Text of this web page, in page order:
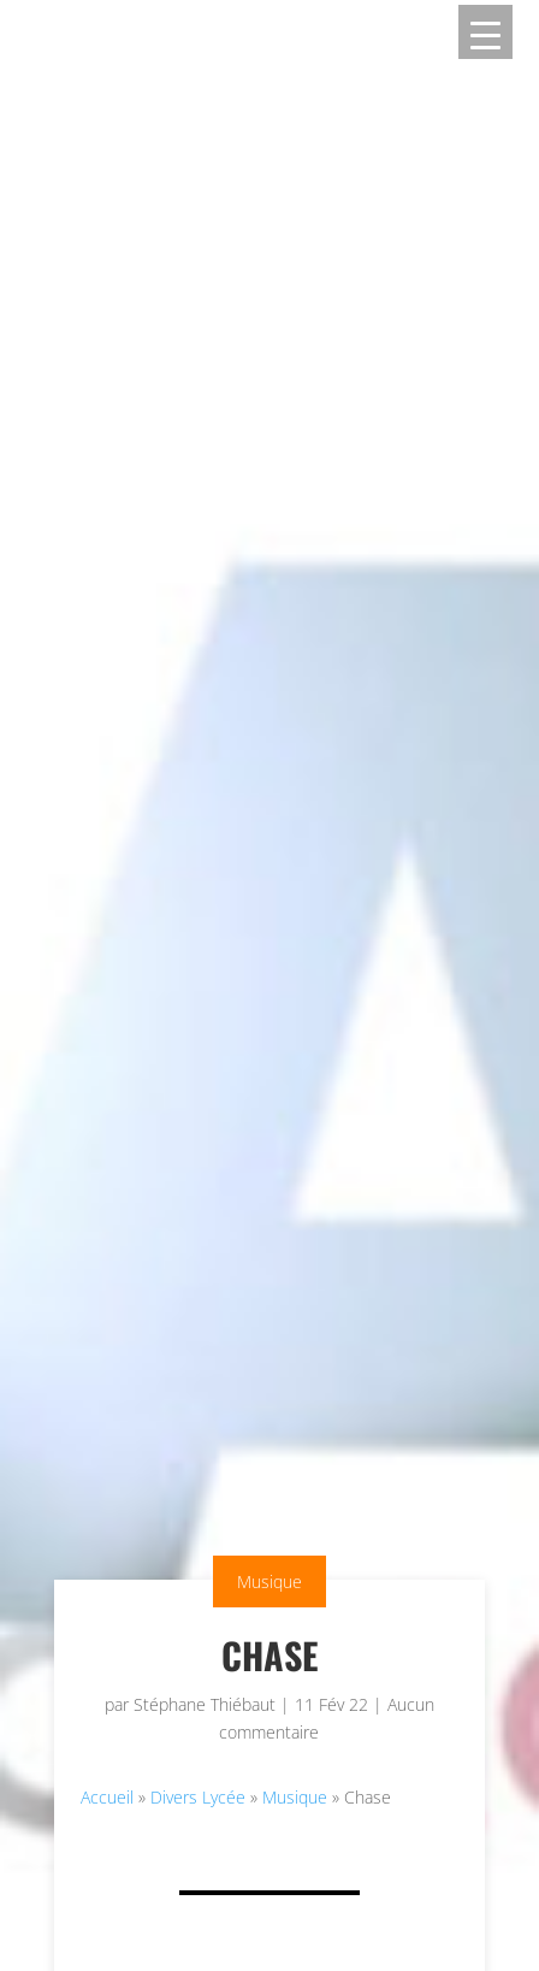
Musique
CHASE
par Stéphane Thiébaut| 11 Fév 22 | Aucun
commentaire
Accueil » Divers Lycée » Musique » Chase